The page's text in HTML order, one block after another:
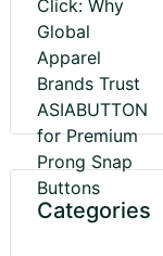
Categories